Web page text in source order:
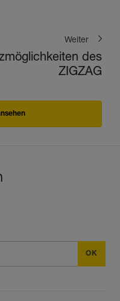
Weiter
des
ZIGZAG